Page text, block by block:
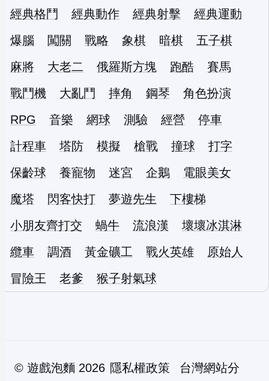
經典格鬥
經典動作 經典射擊
經典運動
爆腦
闖關 戰略 象棋 暗棋
五子棋
麻將
大老二 俄羅斯方塊 跑酷
賽馬
戰鬥機
大亂鬥 摔角 鋼琴
角色扮演
RPG
音樂 網球 測驗 經營
停車
計程車
塔防 模擬 槍戰 撞球
打字
保齡球
養寵物 迷宮 企鵝
電眼美女
魔塔
閃客快打 夢遊先生
下樓梯
小朋友齊打交
蝸牛 流浪漢
壞壞冰淇淋
纜車
調酒 黃金礦工 戰火英雄
原始人
冒險王
老爹 猴子射氣球
© 遊戲泡麵 2026 隱私權政策 台灣網站分